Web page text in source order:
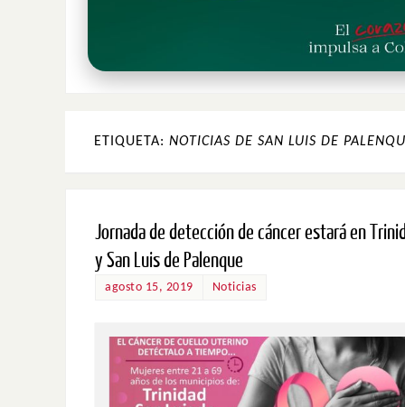
ETIQUETA: NOTICIAS DE SAN LUIS DE
Jornada de detección de cáncer estará en
y San Luis de Palenque
agosto 15, 2019 Noticias